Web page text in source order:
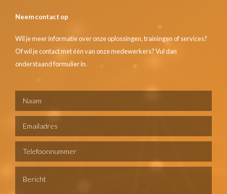
Neem contact op
Wil je meer informatie over onze oplossingen, trainingen of services?
Of wil je contact met één van onze medewerkers? Vul dan
onderstaand formulier in.